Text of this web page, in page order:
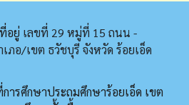
อยู่ เลขที่ 29 หมู่ที่ 15 ถนน -
ภอ/เขต ธวัชบุรี จังหวัด ร้อยเอ็ด
ารศึกษาประถมศึกษาร้อยเอ็ด เขต